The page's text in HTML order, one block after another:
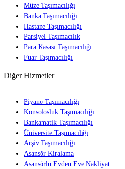
Müze Taşımacılığı
Banka Taşımacılığı
Hastane Taşımacılığı
Parsiyel Taşımacılık
Para Kasası Taşımacılığı
Fuar Taşımacılığı
Diğer Hizmetler
Piyano Taşımacılığı
Konsolosluk Taşımacılığı
Bankamatik Taşımacılığı
Üniversite Taşımacılığı
Arşiv Taşımacılığı
Asansör Kiralama
Asansörlü Evden Eve Nakliyat